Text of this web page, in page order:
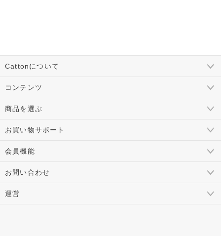
Cattonについて
コンテンツ
商品を選ぶ
お買い物サポート
会員機能
お問い合わせ
運営